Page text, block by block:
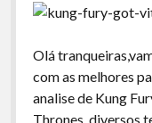
Arquivo CDR
Papo Tranqueira
Olá
com as melhores
analise de Kung
Thrones, diversos